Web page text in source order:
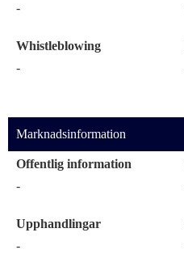
-
Whistleblowing
-
Marknadsinformation
Offentlig information
-
Upphandlingar
-